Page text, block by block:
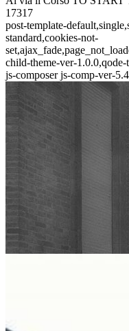
17317
post-template-
standard,cookies-not-
child-theme-ver-
js-composer js-comp-ver-